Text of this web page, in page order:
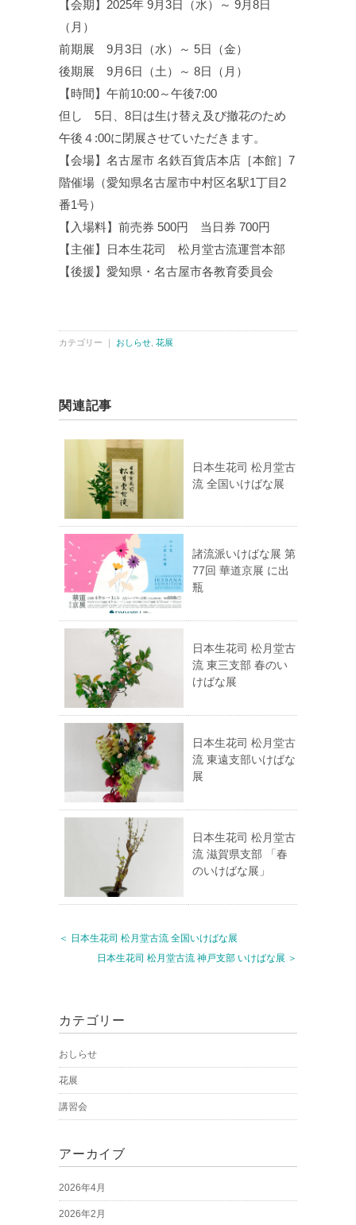
【会期】2025年 9月3日（水）～ 9月8日
（月）
前期展 9月3日（水）～ 5日（金）
後期展 9月6日（土）～ 8日（月）
【時間】午前10:00～午後7:00
但し 5日、8日は生け替え及び撤花のため
午後４:00に閉展させていただきます。
【会場】名古屋市 名鉄百貨店本店［本館］7
階催場（愛知県名古屋市中村区名駅1丁目2
番1号）
【入場料】前売券 500円 当日券 700円
【主催】日本生花司 松月堂古流運営本部
【後援】愛知県・名古屋市各教育委員会
カテゴリー ｜ おしらせ 花展
関連記事
日本生花司 松月堂古
流 全国いけばな展
諸流派いけばな展 第
77回 華道京展 に出
瓶
日本生花司 松月堂古
流 東三支部 春のい
けばな展
日本生花司 松月堂古
流 東遠支部いけばな
展
日本生花司 松月堂古
流 滋賀県支部 「春
のいけばな展」
＜ 日本生花司 松月堂古流 全国いけばな展
日本生花司 松月堂古流 神戸支部 いけばな展 ＞
カテゴリー
おしらせ
花展
講習会
アーカイブ
2026年4月
2026年2月